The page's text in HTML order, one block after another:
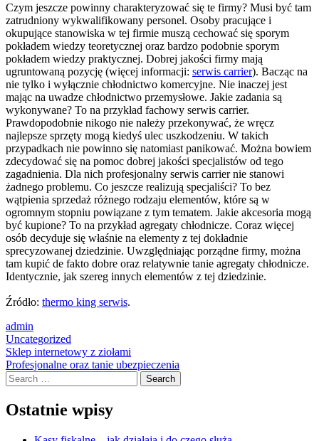
Czym jeszcze powinny charakteryzować się te firmy? Musi być tam
zatrudniony wykwalifikowany personel. Osoby pracujące i
okupujące stanowiska w tej firmie muszą cechować się sporym
pokładem wiedzy teoretycznej oraz bardzo podobnie sporym
pokładem wiedzy praktycznej. Dobrej jakości firmy mają
ugruntowaną pozycję (więcej informacji: serwis carrier). Bacząc na
nie tylko i wyłącznie chłodnictwo komercyjne. Nie inaczej jest
mając na uwadze chłodnictwo przemysłowe. Jakie zadania są
wykonywane? To na przykład fachowy serwis carrier.
Prawdopodobnie nikogo nie należy przekonywać, że wręcz
najlepsze sprzęty mogą kiedyś ulec uszkodzeniu. W takich
przypadkach nie powinno się natomiast panikować. Można bowiem
zdecydować się na pomoc dobrej jakości specjalistów od tego
zagadnienia. Dla nich profesjonalny serwis carrier nie stanowi
żadnego problemu. Co jeszcze realizują specjaliści? To bez
wątpienia sprzedaż różnego rodzaju elementów, które są w
ogromnym stopniu powiązane z tym tematem. Jakie akcesoria mogą
być kupione? To na przykład agregaty chłodnicze. Coraz więcej
osób decyduje się właśnie na elementy z tej dokładnie
sprecyzowanej dziedzinie. Uwzględniając porządne firmy, można
tam kupić de fakto dobre oraz relatywnie tanie agregaty chłodnicze.
Identycznie, jak szereg innych elementów z tej dziedzinie.
Źródło: thermo king serwis.
admin
Uncategorized
Post
navigation
Sklep internetowy z ziołami
Profesjonalne oraz tanie ubezpieczenia
Search
Ostatnie wpisy